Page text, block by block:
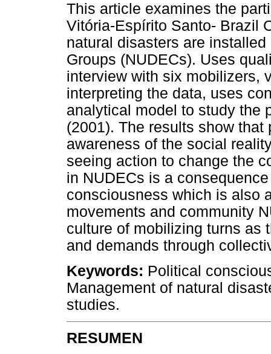
This article examines the
Vitória-Espírito Santo- Brazil
natural disasters are
Groups (NUDECs). Uses
interview with six mobilizers,
interpreting the data, uses
analytical model to study the
(2001). The results show
awareness of the social
seeing action to change the
in NUDECs is a
consciousness which is also
movements and community
culture of mobilizing turns as
and demands through
Keywords: Political
Management of natural
studies.
RESUMEN